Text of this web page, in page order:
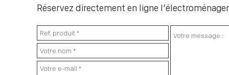
Réservez directement en ligne